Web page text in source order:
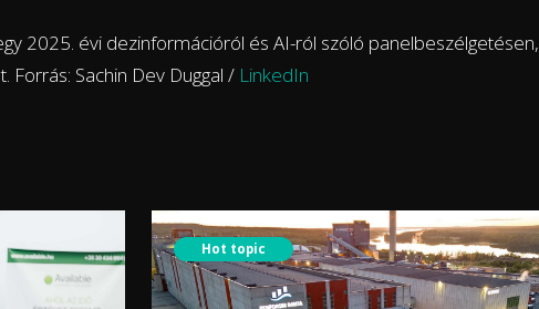
2025. évi dezinformációról és AI-ról szóló panelbeszélgetésen,
Forrás: Sachin Dev Duggal / LinkedIn
Hot topic